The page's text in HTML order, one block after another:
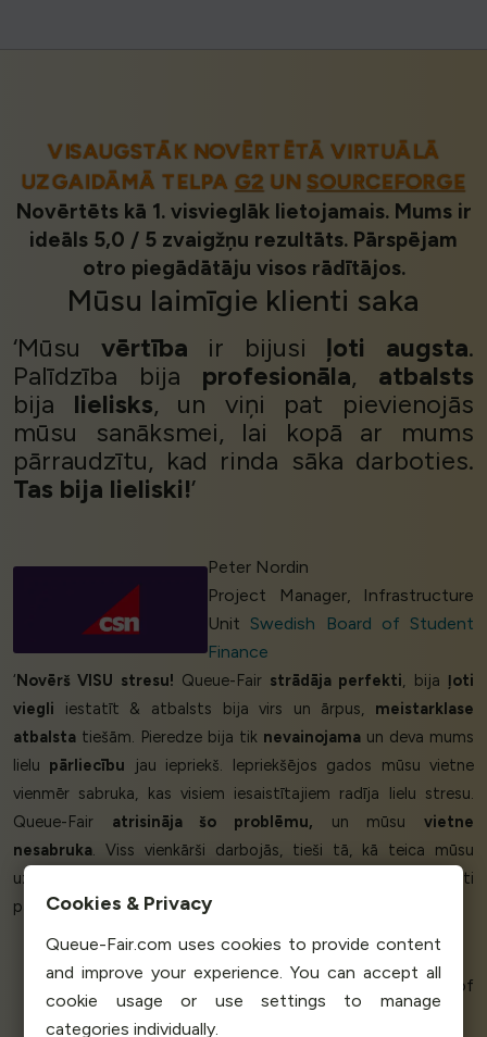
VISAUGSTĀK NOVĒRTĒTĀ VIRTUĀLĀ
UZGAIDĀMĀ TELPA G2 UN SOURCEFORGE
Novērtēts kā 1. visvieglāk lietojamais. Mums ir
ideāls 5,0 / 5 zvaigžņu rezultāts. Pārspējam
otro piegādātāju visos rādītājos.
Mūsu laimīgie klienti saka
‘Mūsu vērtība ir bijusi ļoti augsta.
Palīdzība bija profesionāla, atbalsts
bija lielisks, un viņi pat pievienojās
mūsu sanāksmei, lai kopā ar mums
pārraudzītu, kad rinda sāka darboties.
Tas bija lieliski!’
Peter Nordin
Project Manager, Infrastructure
Unit Swedish Board of Student
Finance
‘ Novērš VISU stresu! Queue-Fair strādāja perfekti, bija ļoti
viegli iestatīt & atbalsts bija virs un ārpus, meistarklase
atbalsta tiešām. Pieredze bija tik nevainojama un deva mums
lielu pārliecību jau iepriekš. Iepriekšējos gados mūsu vietne
vienmēr sabruka, kas visiem iesaistītajiem radīja lielu stresu.
Queue-Fair atrisināja šo problēmu, un mūsuvietne
nesabruka. Viss vienkārši darbojās, tieši tā, kā teica mūsu
uzņemšanas konsultants. Ar Queue-Fair mēs esam pārliecināti
par vēl lielākām dienām nākotnē.’
Andy C - Deputy Head of
Marketing & Comms
Cookies & Privacy
Queue-Fair.com uses cookies to provide content
and improve your experience. You can accept all
cookie usage or use settings to manage
categories individually.